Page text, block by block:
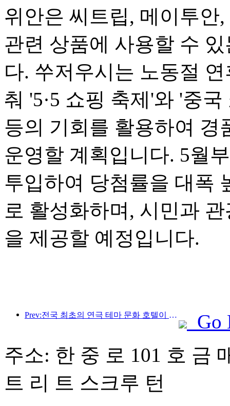
위안은 씨트립, 메이투안
관련 상품에 사용할 수
다. 쑤저우시는 노동절
춰 '5·5 쇼핑 축제'와 '중
등의 기회를 활용하여 경
운영할 계획입니다. 5월
투입하여 당첨률을 대폭
로 활성화하며, 시민과
을 제공할 예정입니다.
Prev:전국 최초의 연극 테마 문화 호텔이 뤄양에 문을 열었습니다.
Go
주소: 한 중 로 101 호 금
트 리 트 스크루 턴